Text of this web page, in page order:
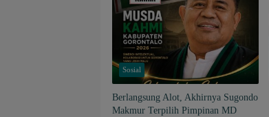
Sosial
Berlangsung Alot, Akhirnya Sugondo
Makmur Terpilih Pimpinan MD